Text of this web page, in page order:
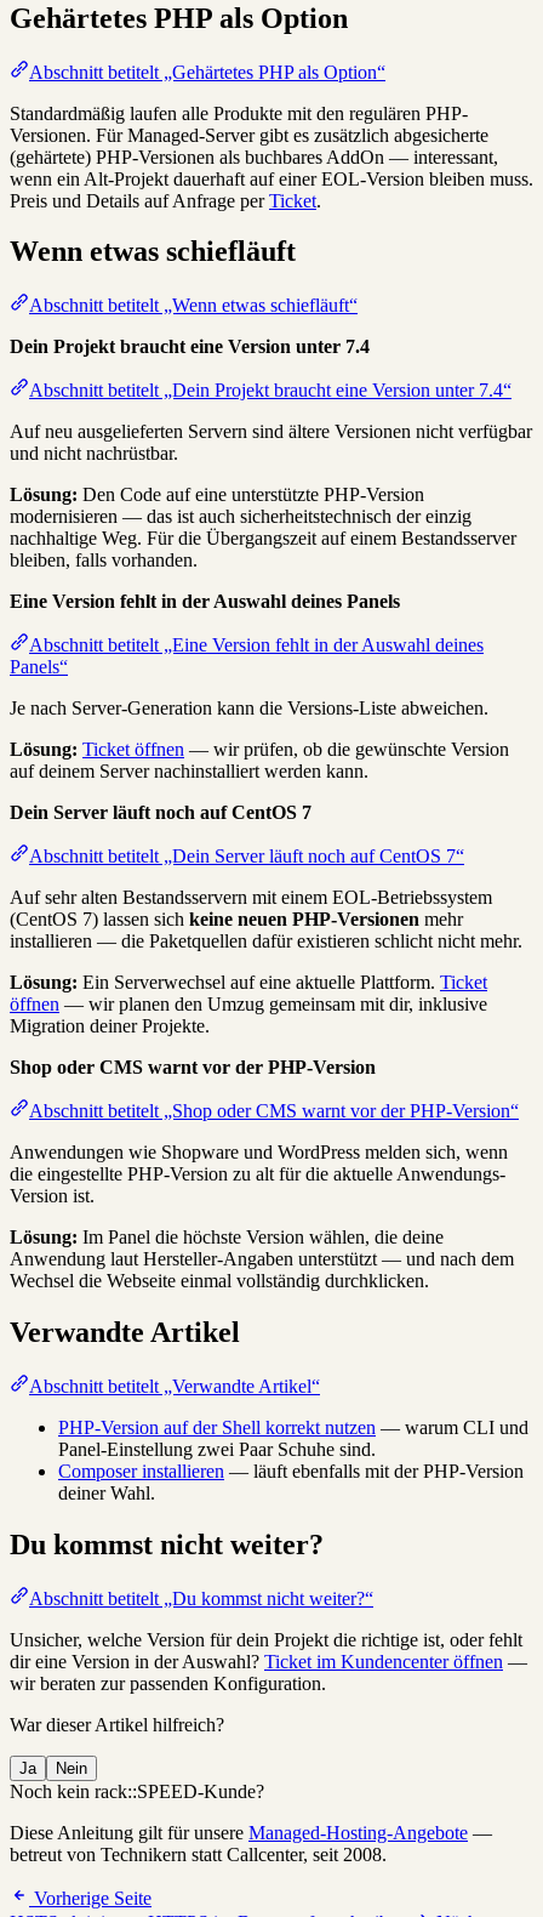
Gehärtetes PHP als Option
Abschnitt betitelt „Gehärtetes PHP als Option“
Standardmäßig laufen alle Produkte mit den regulären PHP-
Versionen. Für Managed-Server gibt es zusätzlich abgesicherte
(gehärtete) PHP-Versionen als buchbares AddOn — interessant,
wenn ein Alt-Projekt dauerhaft auf einer EOL-Version bleiben muss.
Preis und Details auf Anfrage perTicket.
Wenn etwas schiefläuft
Abschnitt betitelt „Wenn etwas schiefläuft“
Dein Projekt braucht eine Version unter 7.4
Abschnitt betitelt „Dein Projekt braucht eine Version unter 7.4“
Auf neu ausgelieferten Servern sind ältere Versionen nicht verfügbar
und nicht nachrüstbar.
Lösung: Den Code auf eine unterstützte PHP-Version
modernisieren — das ist auch sicherheitstechnisch der einzig
nachhaltige Weg. Für die Übergangszeit auf einem Bestandsserver
bleiben, falls vorhanden.
Eine Version fehlt in der Auswahl deines Panels
Abschnitt betitelt „Eine Version fehlt in der Auswahl deines
Panels“
Je nach Server-Generation kann die Versions-Liste abweichen.
Lösung: Ticket öffnen — wir prüfen, ob die gewünschte Version
auf deinem Server nachinstalliert werden kann.
Dein Server läuft noch auf CentOS 7
Abschnitt betitelt „Dein Server läuft noch auf CentOS 7“
Auf sehr alten Bestandsservern mit einem EOL-Betriebssystem
(CentOS 7) lassen sich keine neuen PHP-Versionen mehr
installieren — die Paketquellen dafür existieren schlicht nicht mehr.
Lösung: Ein Serverwechsel auf eine aktuelle Plattform. Ticket
öffnen — wir planen den Umzug gemeinsam mit dir, inklusive
Migration deiner Projekte.
Shop oder CMS warnt vor der PHP-Version
Abschnitt betitelt „Shop oder CMS warnt vor der PHP-Version“
Anwendungen wie Shopware und WordPress melden sich, wenn
die eingestellte PHP-Version zu alt für die aktuelle Anwendungs-
Version ist.
Lösung: Im Panel die höchste Version wählen, die deine
Anwendung laut Hersteller-Angaben unterstützt — und nach dem
Wechsel die Webseite einmal vollständig durchklicken.
Verwandte Artikel
Abschnitt betitelt „Verwandte Artikel“
PHP-Version auf der Shell korrekt nutzen — warum CLI und
Panel-Einstellung zwei Paar Schuhe sind.
Composer installieren — läuft ebenfalls mit der PHP-Version
deiner Wahl.
Du kommst nicht weiter?
Abschnitt betitelt „Du kommst nicht weiter?“
Unsicher, welche Version für dein Projekt die richtige ist, oder fehlt
dir eine Version in der Auswahl? Ticket im Kundencenter öffnen —
wir beraten zur passenden Konfiguration.
War dieser Artikel hilfreich?
Ja Nein
Noch kein rack::SPEED-Kunde?
Diese Anleitung gilt für unsere Managed-Hosting-Angebote —
betreut von Technikern statt Callcenter, seit 2008.
Vorherige Seite